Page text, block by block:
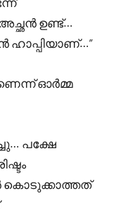
ഉണ്ട്…
ഹാപ്പിയാണ്…”
ഓർമ്മ
പക്ഷേ
കൊടുക്കാത്തത്